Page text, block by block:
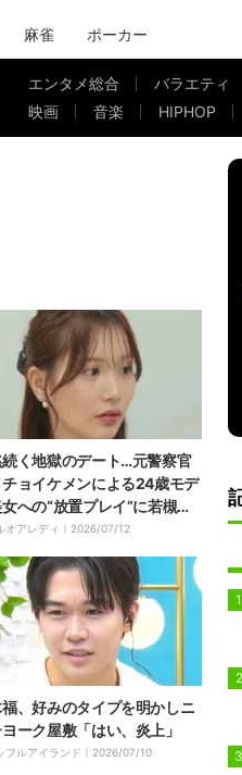
麻雀 ポーカー
エンタメ総合 バラエティ
映画
音楽 HIPHOP
く地獄のデート…元警察官
チョイケメンによる24歳モデ
への“放置プレイ”に若槻千
中しすぎじゃない？」
オアレディ｜ 2026/07/12
、好みのタイプを明かしニ
ーク屋敷「はい、炎上」
フルアイランド｜ 2026/07/10